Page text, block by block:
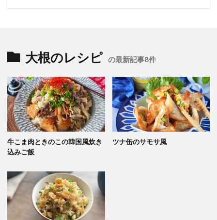
大根のレシピ の最新記事8件
牛こま肉ときのこの韓国風炊き
込みご飯
ツナ缶のサモサ風